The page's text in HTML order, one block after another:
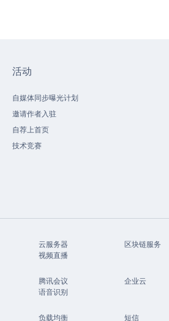
活动
自媒体同步曝光计划
邀请作者入驻
自荐上首页
技术竞赛
云服务器 区块链服务
视频直播
腾讯会议 企业云
语音识别
负载均衡 短信